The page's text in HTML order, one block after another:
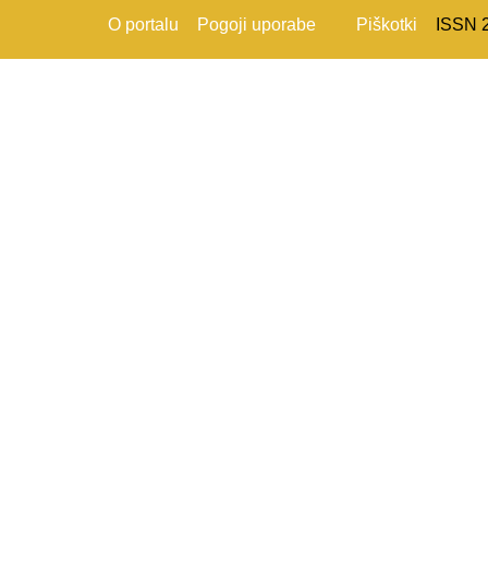
O portalu Pogoji uporabe Piškotki ISSN